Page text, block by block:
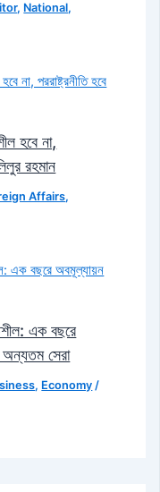
, National,
হবে না,
রহমান
Affairs,
এক বছরে
সেরা
, Economy /